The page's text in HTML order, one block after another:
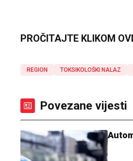
PROČITAJTE KLIKOM
REGION TOKSIKOLOŠKI NALAZ
Povezane vijesti